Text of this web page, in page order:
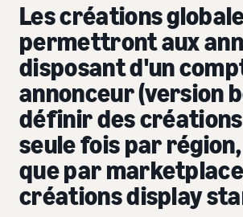
Les créations
permettront aux
disposant d'un
annonceur (version
définir des
seule fois par
que par
créations display